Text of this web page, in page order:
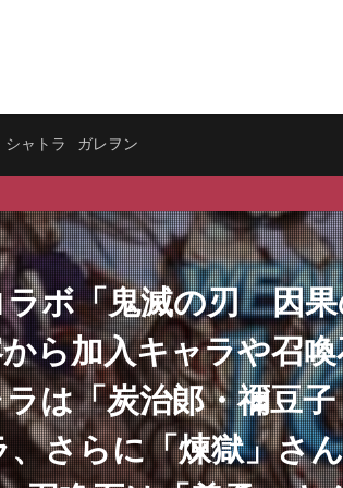
シャトラ ガレヲン
ラボ「鬼滅の刃 因
ら加入キャラや召
は「炭治郞・禰豆
さらに「煉獄」さ